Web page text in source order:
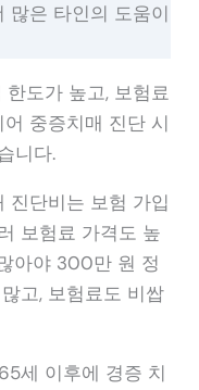
많은 타인의 도움이
도가 높고, 보험료
중증치매 진단 시
니다.
진단비는 보험 가입
보험료 가격도 높
아야 300만 원 정
고, 보험료도 비쌉
세 이후에 경증 치